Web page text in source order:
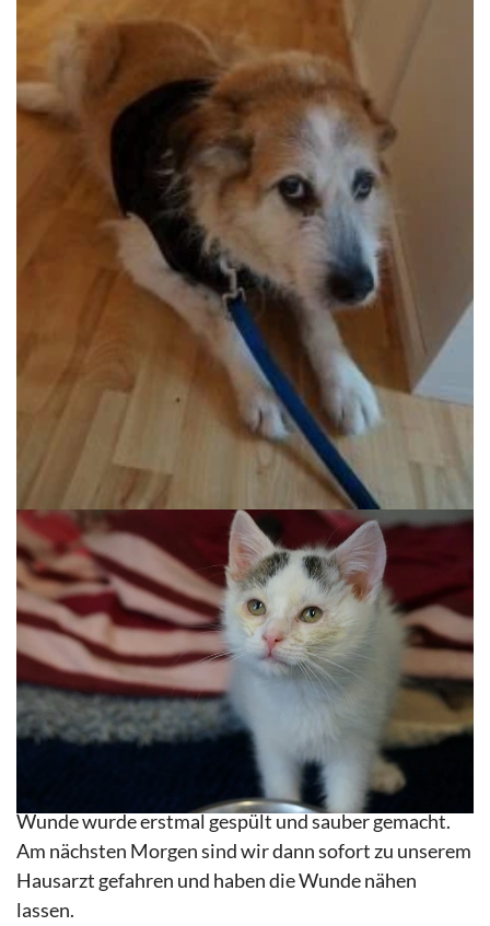
Unser alter Oscar hatte einen dicken Knubbel an der
Schulter, der sich wie ein Lipom (Fettansammlung)
anfühlte. Vorgestern ist er plötzlich aufgegangen und
Oscar hatte eine riesige offene Wunde. Es handelte
sich anscheinend um eine alte Bissverletzung, die sich
unter der Haut entzündet hatte und jetzt aufgeplatzt
ist.
Natürlich sind wir gleich zum Notarzt gefahren
(sowas passiert ja immer am Wochenende) und die
Wunde wurde erstmal gespült und sauber gemacht.
Am nächsten Morgen sind wir dann sofort zu unserem
Hausarzt gefahren und haben die Wunde nähen
lassen.